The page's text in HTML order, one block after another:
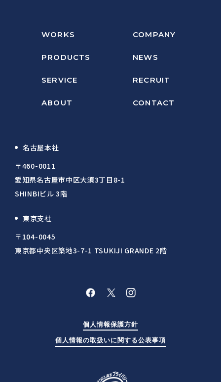
WORKS COMPANY
PRODUCTS NEWS
SERVICE RECRUIT
ABOUT CONTACT
名古屋本社
〒460-0011
愛知県名古屋市中区大須3丁目8-1
SHINBIビル 3階
東京支社
〒104-0045
東京都中央区築地3-7-1 TSUKIJI GRANDE 2階
個人情報保護方針
個人情報の取扱いに関する公表事項